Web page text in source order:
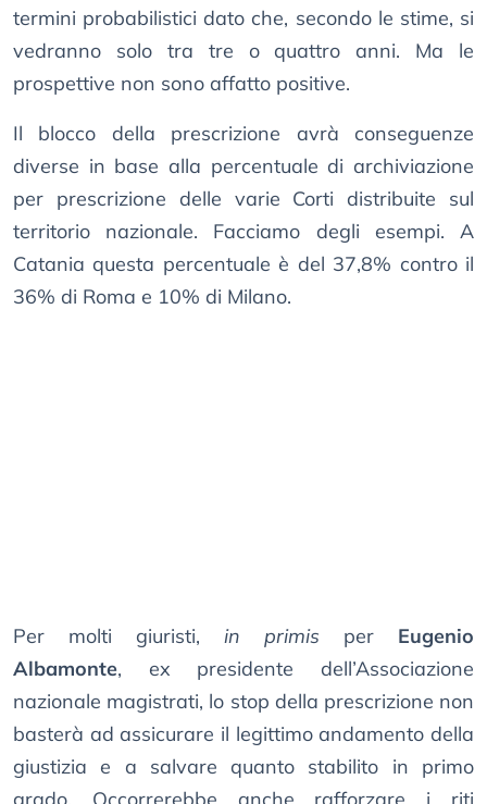
termini probabilistici dato che, secondo le stime, si
vedranno solo tra tre o quattro anni. Ma le
prospettive non sono affatto positive.
Il blocco della prescrizione avrà conseguenze
diverse in base alla percentuale di archiviazione
per prescrizione delle varie Corti distribuite sul
territorio nazionale. Facciamo degli esempi. A
Catania questa percentuale è del 37,8% contro il
36% di Roma e 10% di Milano.
Per molti giuristi, in primis per Eugenio
Albamonte, ex presidente dell’Associazione
nazionale magistrati, lo stop della prescrizione non
basterà ad assicurare il legittimo andamento della
giustizia e a salvare quanto stabilito in primo